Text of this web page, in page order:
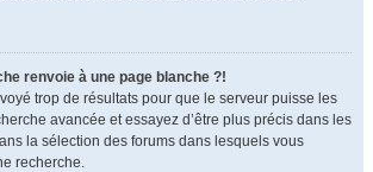
renvoie à une page blanche ?!
trop de résultats pour que le serveur puisse les
avancée et essayez d’être plus précis dans les
la sélection des forums dans lesquels vous
recherche.